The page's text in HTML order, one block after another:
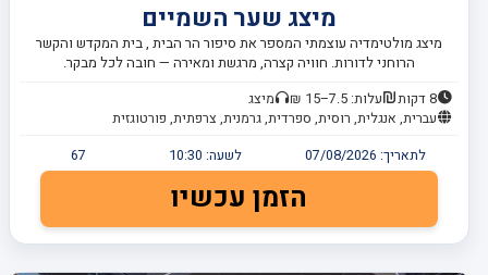
מיצג שער השמיים
מיצג מולטימדיה עוצמתי המספר את סיפור הר הבית , בית המקדש והקשר
הרוחני לדורות. חוויה קצרה, מרגשת ומאירה — חובה לכל מבקר.
8 דקות עלות: 7.5–15 ₪
מיצג
עברית, אנגלית, רוסית, ספרדית, גרמנית, צרפתית, פורטוגזית
לתאריך: 07/08/2026 לשעה: 10:30
67
הזמן עכשיו